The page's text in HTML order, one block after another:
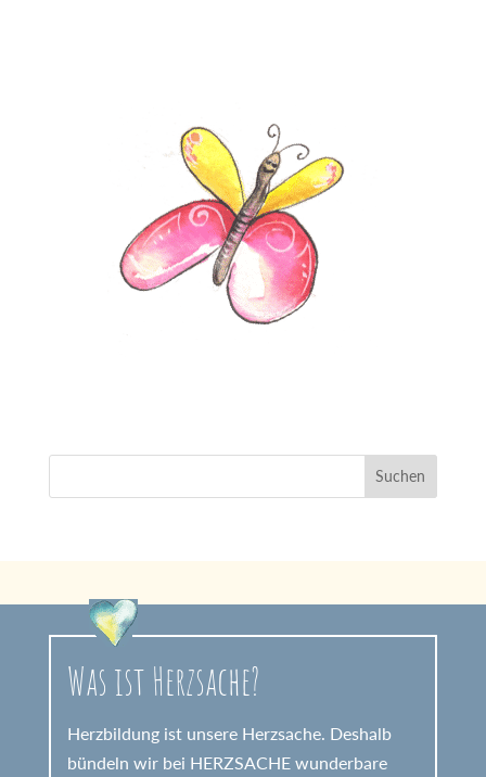
Was ist Herzsache?
Herzbildung ist unsere Herzsache. Deshalb
bündeln wir bei HERZSACHE wunderbare